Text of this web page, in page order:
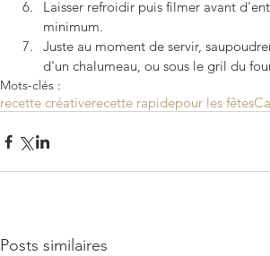
Laisser refroidir puis filmer avant
minimum.
Juste au moment de servir,
d'un chalumeau, ou sous le gril du
Mots-clés :
recette créativerecette rapidepour les fêtes
Posts similaires